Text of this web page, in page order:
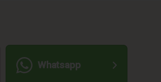
Whatsapp